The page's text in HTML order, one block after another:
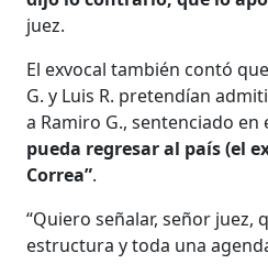
juez.
El exvocal también contó
G. y Luis R. pretendían
a Ramiro G., sentenciado en
pueda regresar al país (el
Correa”.
“Quiero señalar, señor juez,
estructura y toda una